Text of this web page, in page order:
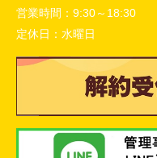
営業時間： 9:30～18:30
定休日： 水曜日